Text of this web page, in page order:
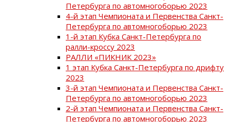
Петербурга по автомногоборью 2023
4-й этап Чемпионата и Первенства Санкт-
Петербурга по автомногоборью 2023
1-й этап Кубка Санкт-Петербурга по
ралли-кроссу 2023
РАЛЛИ «ПИКНИК 2023»
1 этап Кубка Санкт-Петербурга по дрифту
2023
3-й этап Чемпионата и Первенства Санкт-
Петербурга по автомногоборью 2023
2-й этап Чемпионата и Первенства Санкт-
Петербурга по автомногоборью 2023